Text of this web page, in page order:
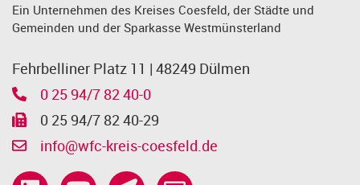
Ein Unternehmen des Kreises Coesfeld, der Städte und
Gemeinden und der Sparkasse Westmünsterland
Fehrbelliner Platz 11 | 48249 Dülmen
0 25 94/7 82 40-0
0 25 94/7 82 40-29
info@wfc-kreis-coesfeld.de